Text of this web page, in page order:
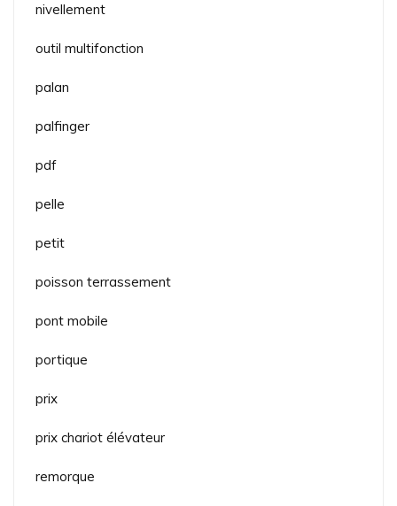
nivellement
outil multifonction
palan
palfinger
pdf
pelle
petit
poisson terrassement
pont mobile
portique
prix
prix chariot élévateur
remorque